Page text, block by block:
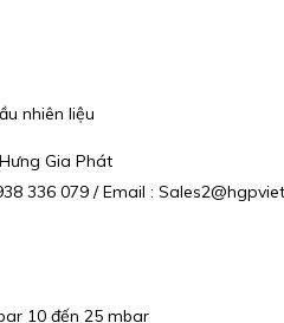
nhiên liệu
Gia Phát
336 079 / Email :
10 đến 25 mbar